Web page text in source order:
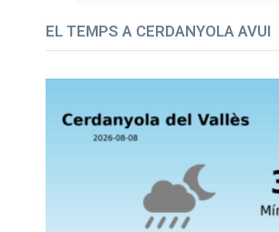
EL TEMPS A CERDANYOLA AVUI